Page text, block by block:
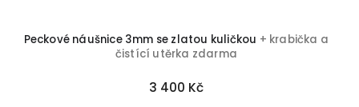
Peckové náušnice 3mm se zlatou kuličkou + krabička a
čistící utěrka zdarma
3 400 Kč